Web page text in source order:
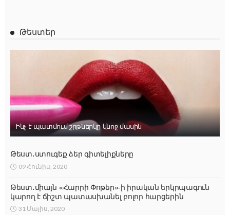
Թեստեր
Ինչ է պատմում շրթներկը կնոջ մասին
Թեստ․ստուգեք ձեր գիտելիքները
09 Հունիս, 2020
Թեստ․միայն «Հարրի Փոթեր»-ի իրական երկրպագուն
կարող է ճիշտ պատասխանել բոլոր հարցերին
31 Մայիս, 2020